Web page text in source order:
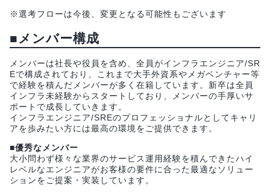
※選考フローは今後、変更となる可能性もございます
■メンバー構成
メンバーは社長や役員を含め、全員がインフラエンジニア/SR
Eで構成されており、これまで大手外資系やメガベンチャー等
で経験を積んだメンバーが多く在籍しています。新卒は全員
インフラ未経験からスタートしており、メンバーの手厚いサ
ポートで成長していきます。
インフラエンジニア/SREのプロフェッショナルとしてキャリ
アを歩みたい方には最高の環境をご提供できます。
■優秀なメンバー
大小問わず様々な業界のサービス運用経験を積んできたハイ
レベルなエンジニアがお客様の要件に合った最適なソリュー
ションをご提案・実装しています。